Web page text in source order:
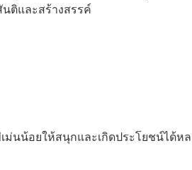
ติและสร้างสรรค์
ม่นน้อยให้สนุกและเกิดประโยชน์ได้ห